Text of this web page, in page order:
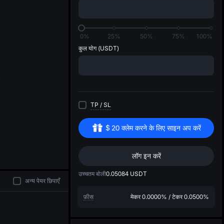
0% 25% 50% 75%
100%
कुल योग (USDT)
TP / SL
$ 20 क्लेम करने के लिए साइन अप करें
लॉग इन करें
उच्चतम बोली0.05084 USDT
फ़ीस मेकर 0.0000% / टेकर 0.0500%
अन्य पेयर छिपाएँ